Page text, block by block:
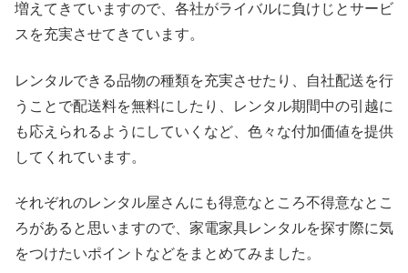
増えてきていますので、各社がライバルに負けじとサービ
スを充実させてきています。
レンタルできる品物の種類を充実させたり、自社配送を行
うことで配送料を無料にしたり、レンタル期間中の引越に
も応えられるようにしていくなど、色々な付加価値を提供
してくれています。
それぞれのレンタル屋さんにも得意なところ不得意なとこ
ろがあると思いますので、家電家具レンタルを探す際に気
をつけたいポイントなどをまとめてみました。